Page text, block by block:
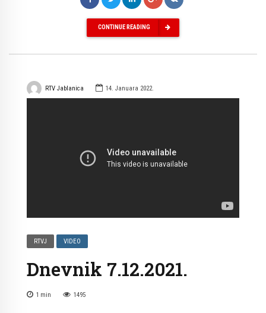
CONTINUE READING
RTV Jablanica 14. Januara 2022.
RTVJ VIDEO
Dnevnik 7.12.2021.
1 min 1495